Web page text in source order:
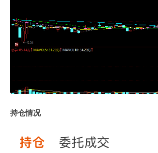
持仓情况